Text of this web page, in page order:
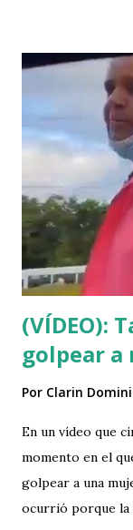
que investigue el
asunto de alta
del Tribunal
en materia de
anterior con los
renegociación,
inaceptables y
al disponer la
asilo de la
(VÍDEO):
golpear a
Por Clarin
En un vídeo que
momento en el
golpear a una
ocurrió porque la